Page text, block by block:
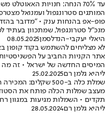
עד 70% הנחה: חנויות האאוטלט משתלטות על נמל תל אביב
המותגים סטרונגפול ועמנואל
פופ-אפ בהנחות ענק • "מדובר
מנכ"ל סטרונגפול, שמתכוון בעתיד
היאלי יעקבי-הנדלסמן08.05.2025
לא מצליחים להשתמש בקוד קופון
אתר הקניות החביב על
המיסים החדשה של ישראל • זה מה
ליהיא גלמן רם25.02.2025
שמלת כלה ב-500 שקלים: המכירה השנתית של דרור קונטנטו חוזרת
מעצב שמלות הכלה פותח את
תקדים • השמלות מגיעות במגוון
ליהיא גלמן רם28.05.2024